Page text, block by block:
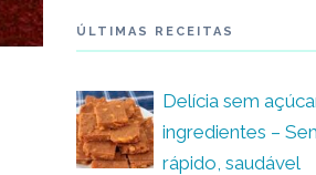
ÚLTIMAS RECEITAS
Delícia sem
ingredientes –
rápido, saudável